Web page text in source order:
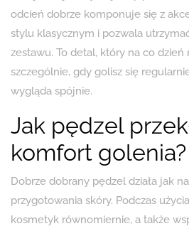
odcień dobrze komponuje się z
stylu klasycznym i pozwala
zestawu. To detal, który na co dzień
szczególnie, gdy golisz się
wygląda spójnie.
Jak pędzel
komfort golenia?
Dobrze dobrany pędzel działa jak
przygotowania skóry. Podczas
kosmetyk równomiernie, a także